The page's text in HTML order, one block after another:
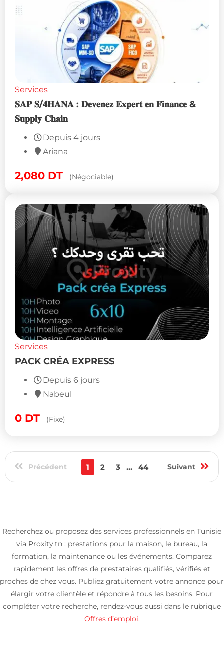
Services
𝐒𝐀𝐏 𝐒/𝟒𝐇𝐀𝐍𝐀 : 𝐃𝐞𝐯𝐞𝐧𝐞𝐳 𝐄𝐱𝐩𝐞𝐫𝐭 𝐞𝐧 𝐅𝐢𝐧𝐚𝐧𝐜𝐞 &
𝐒𝐮𝐩𝐩𝐥𝐲 𝐂𝐡𝐚𝐢𝐧
Depuis 4 jours
Ariana
2,080 DT (Négociable)
Services
PACK CRÉA EXPRESS
Depuis 6 jours
Nabeul
0 DT (Fixe)
Précédent 1 2 3 ... 44 Suivant
Recherchez ou proposez des services professionnels en Tunisie
via Proxity.tn : prestations pour la maison, le bureau, la
formation, la maintenance ou les événements. Comparez
rapidement les offres de prestataires qualifiés, vérifiés et
proches de chez vous. Publiez gratuitement votre annonce pour
élargir votre clientèle et répondre à tous les besoins. Pour
compléter votre recherche, rendez-vous aussi dans le rubrique
Offres d’emploi.